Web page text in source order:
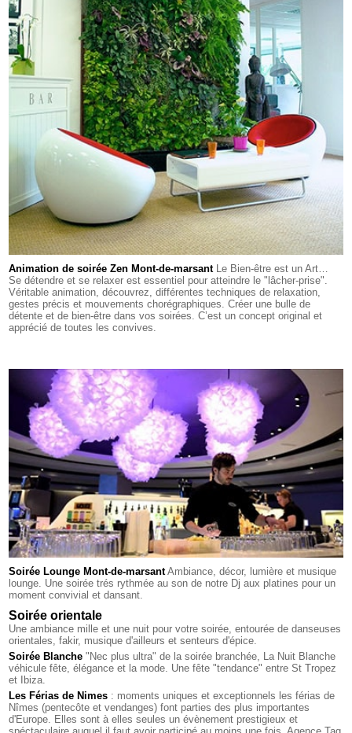
Animation de soirée Zen Mont-de-marsantLe Bien-être est un Art…
Se détendre et se relaxer est essentiel pour atteindre le "lâcher-prise".
Véritable animation, découvrez, différentes techniques de relaxation,
gestes précis et mouvements chorégraphiques. Créer une bulle de
détente et de bien-être dans vos soirées. C’est un concept original et
apprécié de toutes les convives.
Soirée Lounge Mont-de-marsantAmbiance, décor, lumière et musique
lounge. Une soirée trés rythmée au son de notre Dj aux platines pour un
moment convivial et dansant.
Soirée orientale
Une ambiance mille et une nuit pour votre soirée, entourée de danseuses
orientales, fakir, musique d'ailleurs et senteurs d'épice.
Soirée Blanche "Nec plus ultra" de la soirée branchée, La Nuit Blanche
véhicule fête, élégance et la mode. Une fête "tendance" entre St Tropez
et Ibiza.
Les Férias de Nimes : moments uniques et exceptionnels les férias de
Nîmes (pentecôte et vendanges) font parties des plus importantes
d'Europe. Elles sont à elles seules un évènement prestigieux et